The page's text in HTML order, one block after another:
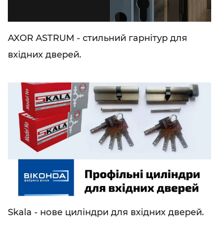
AXOR ASTRUM - стильний гарнітур для
вхідних дверей.
Skala - нове циліндри для вхідних дверей.